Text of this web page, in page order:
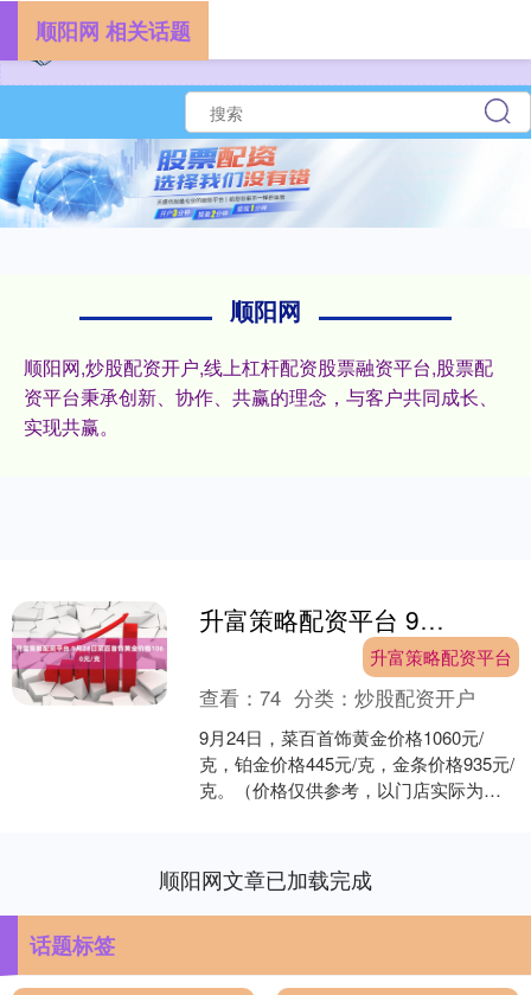
顺阳网
顺阳网,炒股配资开户,线上杠杆配资股票融资平台,股票配
资平台秉承创新、协作、共赢的理念，与客户共同成长、
实现共赢。
顺阳网 相关话题
升富策略配资平台 9月24日菜百首饰黄金价格1060元/克
升富策略配资平台
查看：74 分类：炒股配资开户
9月24日，菜百首饰黄金价格1060元/
克，铂金价格445元/克，金条价格935元/
克。（价格仅供参考，以门店实际为
顺阳网文章已加载完成
话题标签